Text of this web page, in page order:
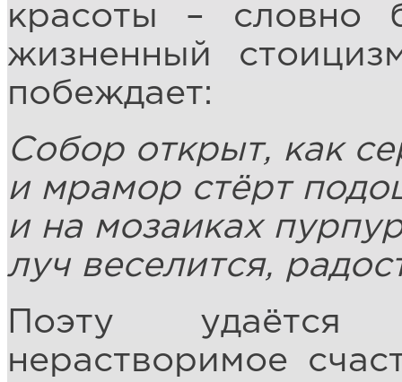
красоты – словно
жизненный
побеждает:
Собор открыт, как
и мрамор стёрт
и на мозаиках
луч веселится,
Поэту удаётся
нерастворимое